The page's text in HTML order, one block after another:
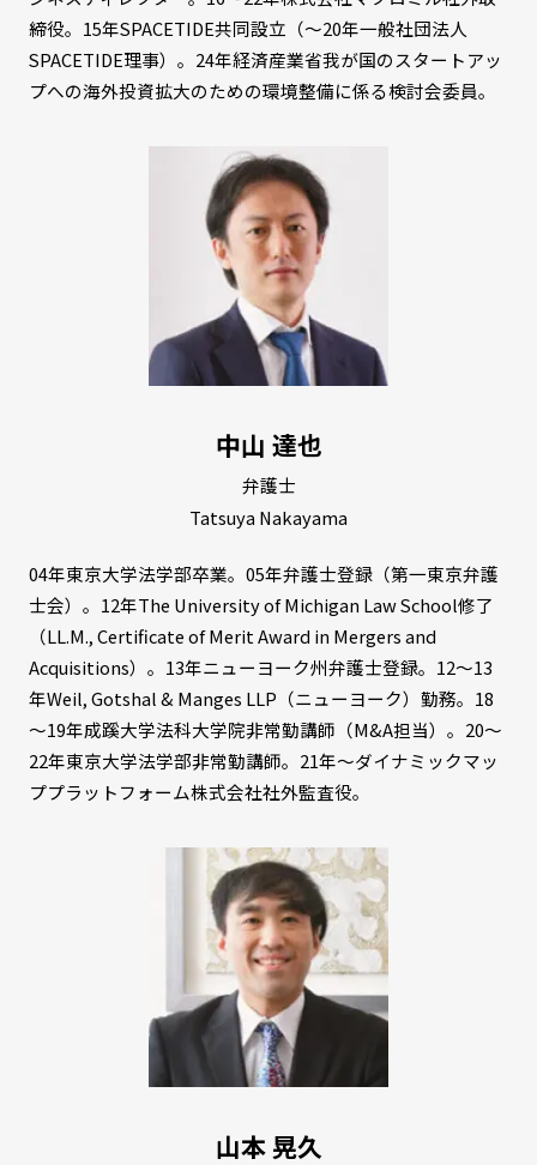
締役。15年SPACETIDE共同設立（～20年一般社団法人
SPACETIDE理事）。24年経済産業省我が国のスタートアッ
プへの海外投資拡大のための環境整備に係る検討会委員。
中山 達也
弁護士
Tatsuya Nakayama
04年東京大学法学部卒業。05年弁護士登録（第一東京弁護
士会）。12年The University of Michigan Law School修了
（LL.M., Certificate of Merit Award in Mergers and
Acquisitions）。13年ニューヨーク州弁護士登録。12～13
年Weil, Gotshal & Manges LLP（ニューヨーク）勤務。18
～19年成蹊大学法科大学院非常勤講師（M&A担当）。20～
22年東京大学法学部非常勤講師。21年～ダイナミックマッ
ププラットフォーム株式会社社外監査役。
山本 晃久